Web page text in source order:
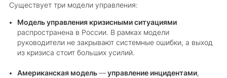
Существует три модели управления:
Модель управления кризисными ситуациями
распространена в России. В рамках модели
руководители не закрывают системные ошибки, а выход
из кризиса стоит больших усилий.
Американская модель—управление инцидентами,